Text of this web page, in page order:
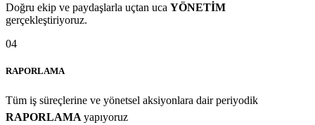
Doğru ekip ve paydaşlarla uçtan uca YÖNETİM
gerçekleştiriyoruz.
04
RAPORLAMA
Tüm iş süreçlerine ve yönetsel aksiyonlara dair periyodik
RAPORLAMA yapıyoruz